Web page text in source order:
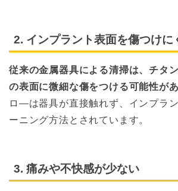
2. インプラント表面を傷つけに
従来の金属器具による清掃は、チタ
の表面に微細な傷をつける可能性があ
ロ―は器具が直接触れず、インプラ
ーニング方法とされています。
3. 痛みや不快感が少ない